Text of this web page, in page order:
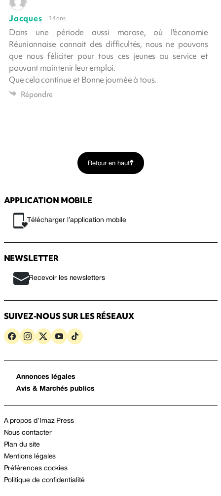
Jacques 14 ans
Dans une période aussi morose, où l'économie
Réunionnaise connait des difficultés, nous ne pouvons
que nous féliciter pour tous ces jeunes au service et
pouvant maintenir leur emploi.
Que cela continue et Bonne journée à tous.
Répondre
Retour en haut
APPLICATION MOBILE
Télécharger l’application mobile
NEWSLETTER
Recevoir les newsletters
SUIVEZ-NOUS SUR LES RÉSEAUX
Annonces légales
Avis & Marchés publics
A propos d’Imaz Press
Nous contacter
Plan du site
Mentions légales
Préférences cookies
Politique de confidentialité